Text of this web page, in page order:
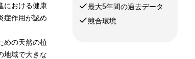
における健康
症作用が認め
めの天然の植
地域で大きな
最大5年間の過去データ
競合環境